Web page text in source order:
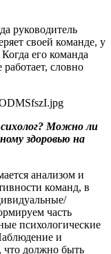
руководитель
своей команде, у
его команда
словно
Можно ли
здоровью на
анализом и
команд, в
часть
психологические
и
что должно быть